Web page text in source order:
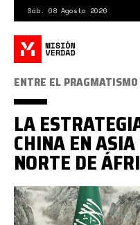
contenido
principal
Sáb. 08 Agosto 2026
IRAN-
SAUDI-
ENTRE EL PRAGMATISMO
LA
CHINA EN
NORTE DE